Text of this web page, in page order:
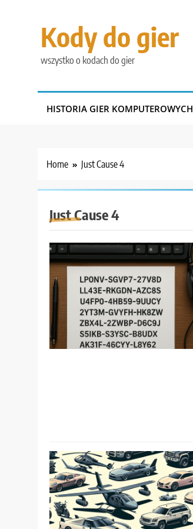
Kody do gier
wszystko o kodach do gier
HISTORIA GIER KOMPUTEROWYCH
Home Just Cause 4
Just Cause 4